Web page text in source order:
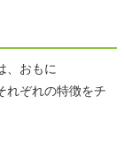
、おもに
れぞれの特徴をチ